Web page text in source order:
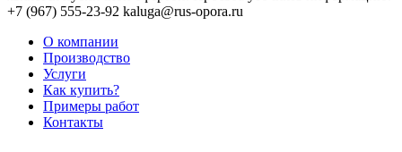
+7 (967) 555-23-92 kaluga@rus-opora.ru
О компании
Производство
Услуги
Как купить?
Примеры работ
Контакты